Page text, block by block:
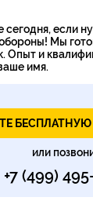
сегодня, если
Мы
Опыт и
имя.
или
+7 (499)